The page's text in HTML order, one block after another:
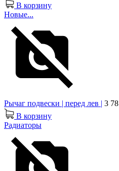
В корзину
Новые...
Рычаг подвески | перед лев | 3
В корзину
Радиаторы